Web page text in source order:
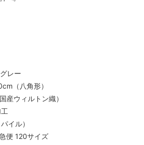
レー
（八角形）
産ウィルトン織）
イル）
便 120サイズ